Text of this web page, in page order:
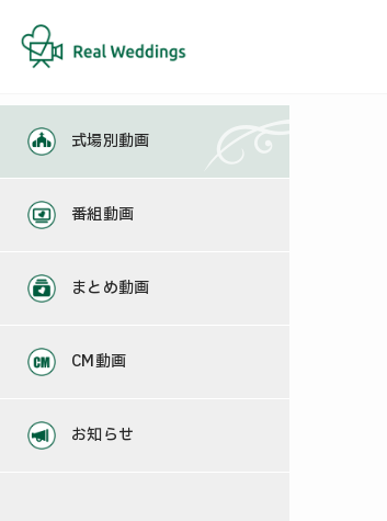
式場別動画
番組動画
まとめ動画
CM動画
お知らせ